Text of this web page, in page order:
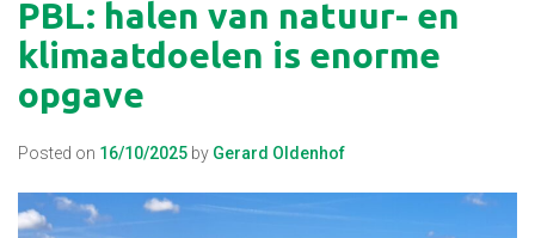
PBL: halen van natuur- en
klimaatdoelen is enorme
opgave
Posted on 16/10/2025 by Gerard Oldenhof